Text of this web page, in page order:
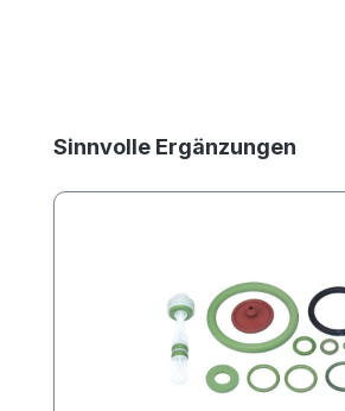
Produktgalerie überspringen
Sinnvolle Ergänzungen